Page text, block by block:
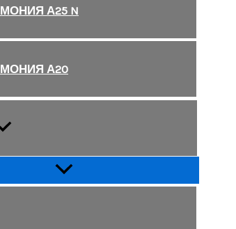
А25 N
А20
Переключатель